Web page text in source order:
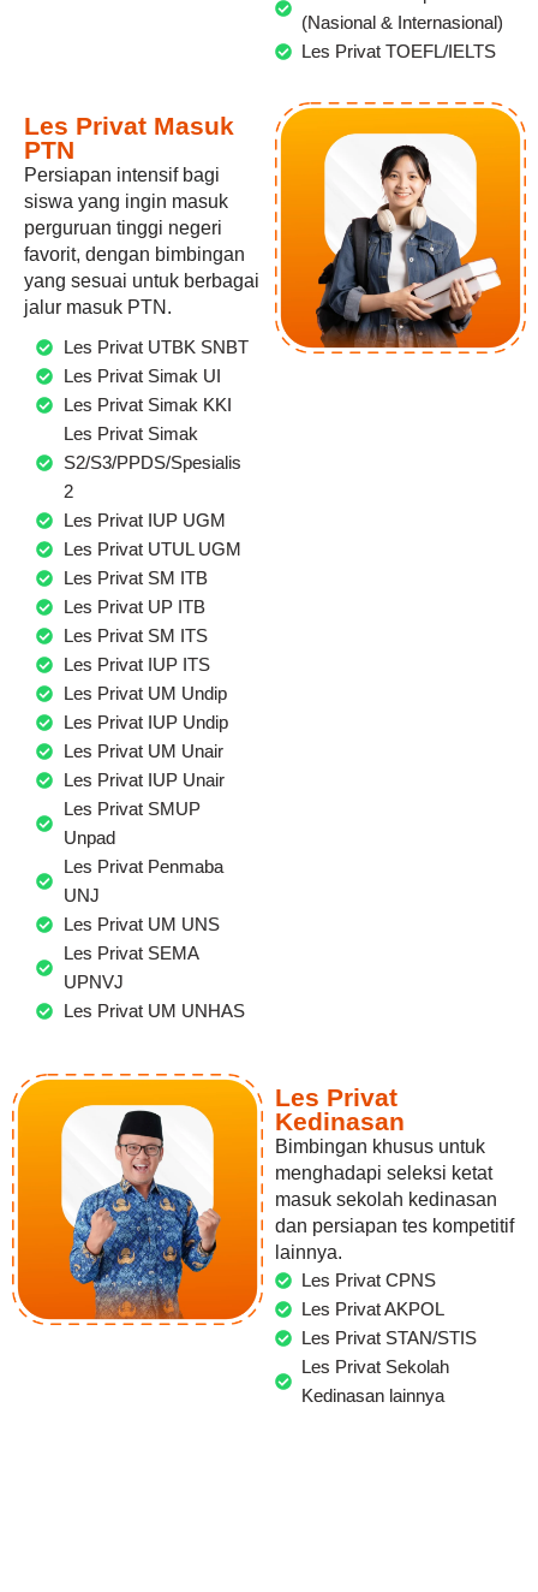
(Nasional & Internasional)
Les Privat TOEFL/IELTS
Les Privat Masuk
PTN
Persiapan intensif bagi
siswa yang ingin masuk
perguruan tinggi negeri
favorit, dengan bimbingan
yang sesuai untuk berbagai
jalur masuk PTN.
Les Privat UTBK SNBT
Les Privat Simak UI
Les Privat Simak KKI
Les Privat Simak
S2/S3/PPDS/Spesialis
2
Les Privat IUP UGM
Les Privat UTUL UGM
Les Privat SM ITB
Les Privat UP ITB
Les Privat SM ITS
Les Privat IUP ITS
Les Privat UM Undip
Les Privat IUP Undip
Les Privat UM Unair
Les Privat IUP Unair
Les Privat SMUP
Unpad
Les Privat Penmaba
UNJ
Les Privat UM UNS
Les Privat SEMA
UPNVJ
Les Privat UM UNHAS
Les Privat
Kedinasan
Bimbingan khusus untuk
menghadapi seleksi ketat
masuk sekolah kedinasan
dan persiapan tes kompetitif
lainnya.
Les Privat CPNS
Les Privat AKPOL
Les Privat STAN/STIS
Les Privat Sekolah
Kedinasan lainnya